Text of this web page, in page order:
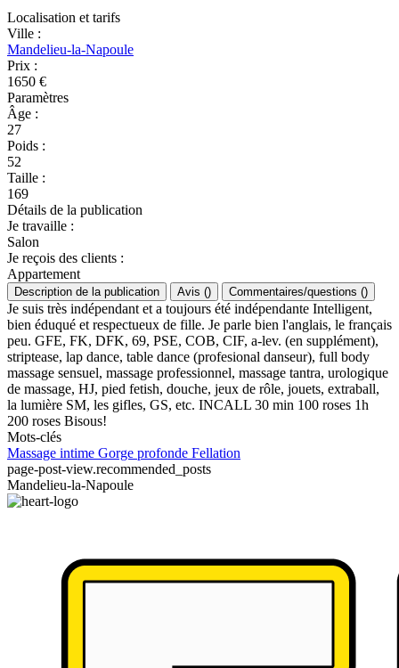
Localisation et tarifs
Ville :
Mandelieu-la-Napoule
Prix :
1650 €
Paramètres
Âge :
27
Poids :
52
Taille :
169
Détails de la publication
Je travaille :
Salon
Je reçois des clients :
Appartement
Description de la publication Avis () Commentaires/questions ()
Je suis très indépendant et a toujours été indépendante Intelligent,
bien éduqué et respectueux de fille. Je parle bien l'anglais, le français
peu. GFE, FK, DFK, 69, PSE, COB, CIF, a-lev. (en supplément),
striptease, lap dance, table dance (profesional danseur), full body
massage sensuel, massage professionnel, massage tantra, urologique
de massage, HJ, pied fetish, douche, jeux de rôle, jouets, extraball,
la lumière SM, les gifles, GS, etc. INCALL 30 min 100 roses 1h
200 roses Bisous!
Mots-clés
Massage intime Gorge profonde Fellation
page-post-view.recommended_posts
Mandelieu-la-Napoule